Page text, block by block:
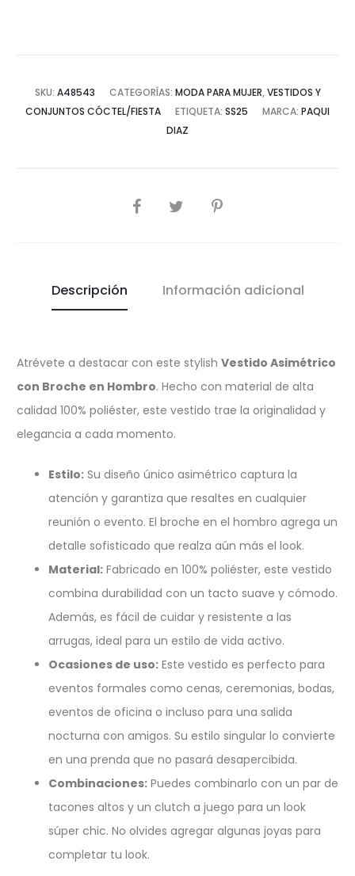
SKU: A48543 CATEGORÍAS: MODA PARA MUJER, VESTIDOS Y
CONJUNTOS CÓCTEL/FIESTA
ETIQUETA: SS25 MARCA: PAQUI
DIAZ
COMPARTIR
Descripción Información adicional
Atrévete a destacar con este stylish Vestido Asimétrico
con Broche en Hombro. Hecho con material de alta
calidad 100% poliéster, este vestido trae la originalidad y
elegancia a cada momento.
Estilo: Su diseño único asimétrico captura la
atención y garantiza que resaltes en cualquier
reunión o evento. El broche en el hombro agrega un
detalle sofisticado que realza aún más el look.
Material: Fabricado en 100% poliéster, este vestido
combina durabilidad con un tacto suave y cómodo.
Además, es fácil de cuidar y resistente a las
arrugas, ideal para un estilo de vida activo.
Ocasiones de uso: Este vestido es perfecto para
eventos formales como cenas, ceremonias, bodas,
eventos de oficina o incluso para una salida
nocturna con amigos. Su estilo singular lo convierte
en una prenda que no pasará desapercibida.
Combinaciones: Puedes combinarlo con un par de
tacones altos y un clutch a juego para un look
súper chic. No olvides agregar algunas joyas para
completar tu look.